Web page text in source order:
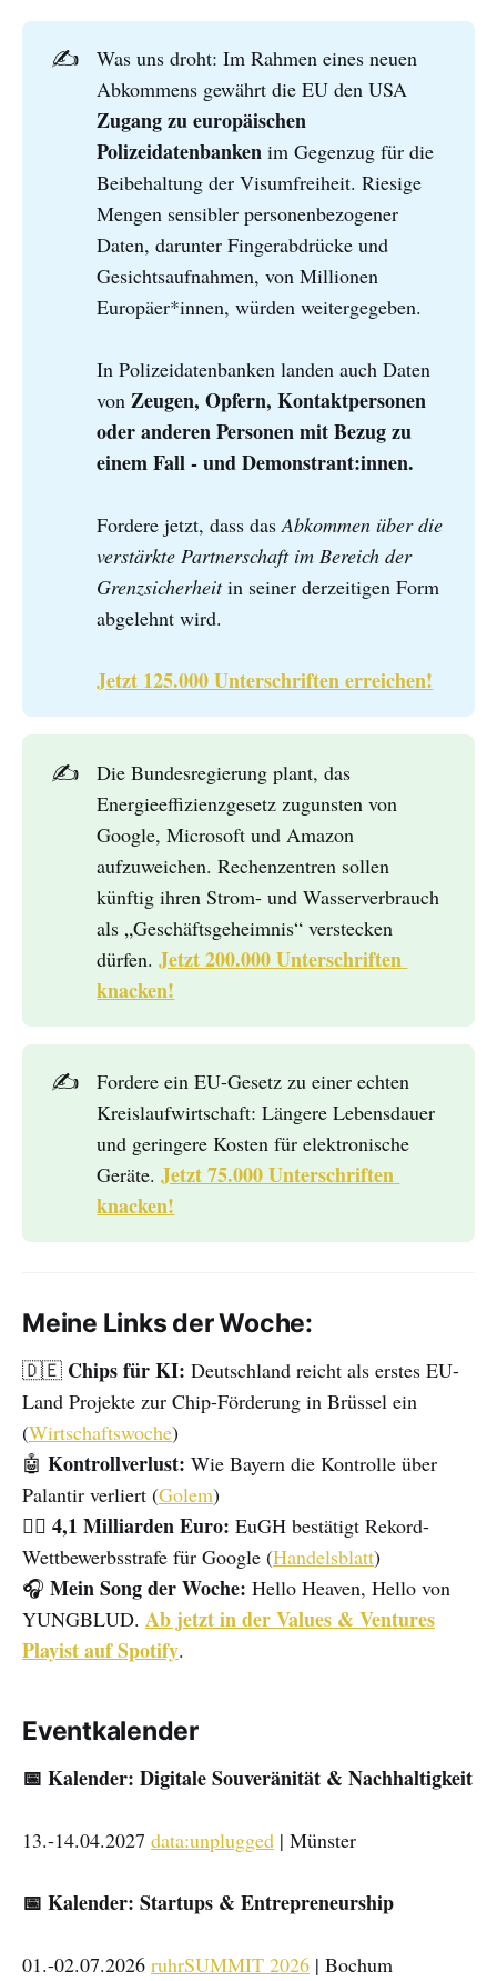
✍️
Was uns droht: Im Rahmen eines neuen
Abkommens gewährt die EU den USA
Zugang zu europäischen
Polizeidatenbanken im Gegenzug für die
Beibehaltung der Visumfreiheit. Riesige
Mengen sensibler personenbezogener
Daten, darunter Fingerabdrücke und
Gesichtsaufnahmen, von Millionen
Europäer*innen, würden weitergegeben.
In Polizeidatenbanken landen auch Daten
vonZeugen, Opfern, Kontaktpersonen
oder anderen Personen mit Bezug zu
einem Fall - und Demonstrant:innen.
Fordere jetzt, dass dasAbkommen über die
verstärkte Partnerschaft im Bereich der
Grenzsicherheitin seiner derzeitigen Form
abgelehnt wird.
Jetzt 125.000 Unterschriften erreichen!
✍️
Die Bundesregierung plant, das
Energieeffizienzgesetz zugunsten von
Google, Microsoft und Amazon
aufzuweichen. Rechenzentren sollen
künftig ihren Strom- und Wasserverbrauch
als „Geschäftsgeheimnis“ verstecken
dürfen.Jetzt 200.000 Unterschriften
knacken!
✍️
Fordere ein EU-Gesetz zu einer echten
Kreislaufwirtschaft: Längere Lebensdauer
und geringere Kosten für elektronische
Geräte.Jetzt 75.000 Unterschriften
knacken!
Meine Links der Woche:
🇩🇪 Chips für KI: Deutschland reicht als erstes EU-
Land Projekte zur Chip-Förderung in Brüssel ein
(Wirtschaftswoche)
🤖 Kontrollverlust: Wie Bayern die Kontrolle über
Palantir verliert (Golem)
👩‍⚖️ 4,1 Milliarden Euro: EuGH bestätigt Rekord-
Wettbewerbsstrafe für Google (Handelsblatt)
🎧 Mein Song der Woche: Hello Heaven, Hello von
YUNGBLUD. Ab jetzt in der Values & Ventures
Playist auf Spotify.
Eventkalender
📅 Kalender: Digitale Souveränität & Nachhaltigkeit
13.-14.04.2027 data:unplugged | Münster
📅 Kalender: Startups & Entrepreneurship
01.-02.07.2026 ruhrSUMMIT 2026 | Bochum